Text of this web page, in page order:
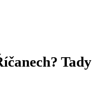
Tady